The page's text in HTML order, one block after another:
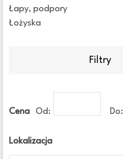
Łapy, podpory
Łożyska
Filtry
Cena Od: Do:
Lokalizacja